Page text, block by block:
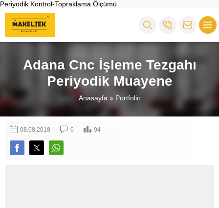
Periyodik Kontrol-Topraklama Ölçümü
Adana Cnc İşleme Tezgahı
Periyodik Muayene
Anasayfa » Portfolio
08.08.2018 0 94